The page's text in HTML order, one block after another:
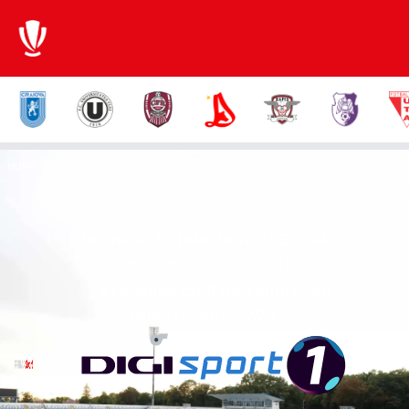
Andrei, Florin